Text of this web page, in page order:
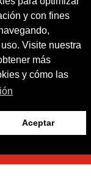
y con fines
Visite nuestra
más
y cómo las
Aceptarparte